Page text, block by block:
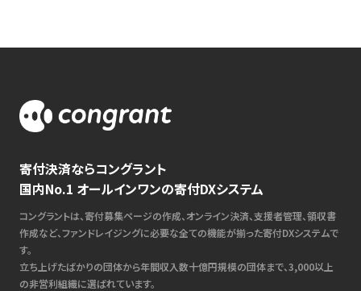
寄付決済ならコングラント
国内No.1 オールインワンの寄付DXシステム
コングラントは、寄付募集ページの作成、オンライン決済、支援者管理、領収書
作成など、ファンドレイジングに必要な全ての機能が揃った寄付DXシステムで
す。
立ち上げたばかりの団体から年間収入数十億円規模の団体まで、3,000以上
の非営利組織に選ばれています。